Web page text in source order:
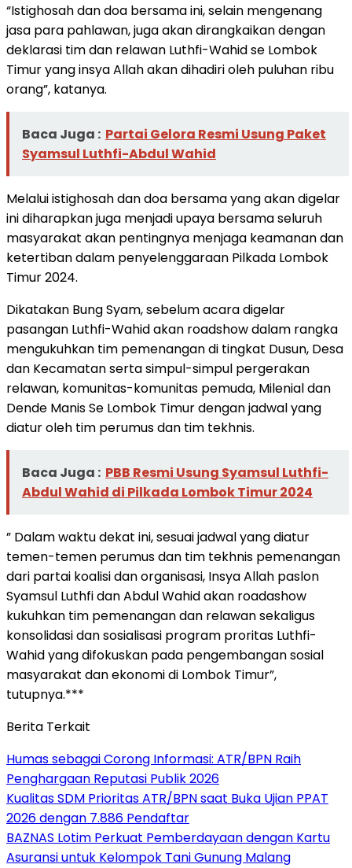
“Istighosah dan doa bersama ini, selain mengenang
jasa para pahlawan, juga akan dirangkaikan dengan
deklarasi tim dan relawan Luthfi-Wahid se Lombok
Timur yang insya Allah akan dihadiri oleh puluhan ribu
orang”, katanya.
Baca Juga : Partai Gelora Resmi Usung Paket
Syamsul Luthfi-Abdul Wahid
Melalui istighosah dan doa bersama yang akan digelar
ini diharapkan juga menjadi upaya bersama seluruh
masyarakat akan pentingnya menjaga keamanan dan
ketertiban dalam penyelenggaraan Pilkada Lombok
Timur 2024.
Dikatakan Bung Syam, sebelum acara digelar
pasangan Luthfi-Wahid akan roadshow dalam rangka
mengukuhkan tim pemenangan di tingkat Dusun, Desa
dan Kecamatan serta simpul-simpul pergerakan
relawan, komunitas-komunitas pemuda, Milenial dan
Dende Manis Se Lombok Timur dengan jadwal yang
diatur oleh tim perumus dan tim tekhnis.
Baca Juga : PBB Resmi Usung Syamsul Luthfi-
Abdul Wahid di Pilkada Lombok Timur 2024
” Dalam waktu dekat ini, sesuai jadwal yang diatur
temen-temen perumus dan tim tekhnis pemenangan
dari partai koalisi dan organisasi, Insya Allah paslon
Syamsul Luthfi dan Abdul Wahid akan roadashow
kukuhkan tim pemenangan dan relawan sekaligus
konsolidasi dan sosialisasi program proritas Luthfi-
Wahid yang difokuskan pada pengembangan sosial
masyarakat dan ekonomi di Lombok Timur”,
tutupnya.***
Berita Terkait
Humas sebagai Corong Informasi: ATR/BPN Raih
Penghargaan Reputasi Publik 2026
Kualitas SDM Prioritas ATR/BPN saat Buka Ujian PPAT
2026 dengan 7.886 Pendaftar
BAZNAS Lotim Perkuat Pemberdayaan dengan Kartu
Asuransi untuk Kelompok Tani Gunung Malang